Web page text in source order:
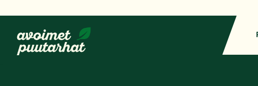
suoraan
sisältöön